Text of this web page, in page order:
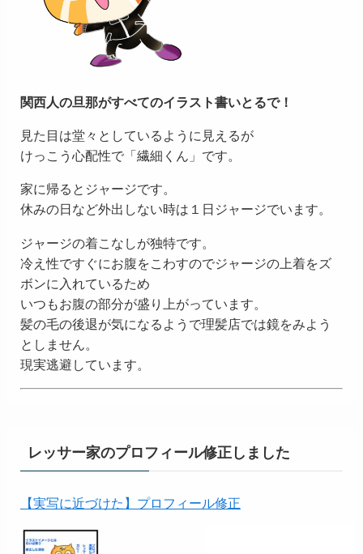
関西人の旦那がすべてのイラスト書いとるで！
見た目は堂々としているように見えるが
けっこう心配性で「繊細くん」です。
家に帰るとジャージです。
休みの日など外出しない時は１日ジャージでいます。
ジャージの着こなしが独特です。
冷え性ですぐにお腹をこわすのでジャージの上着をズ
ボンに入れているため
いつもお腹の部分が盛り上がっています。
髪の毛の後退が気になるようで理髪店では鏡をみよう
としません。
現実逃避しています。
レッサー家のプロフィール修正しました
【実写に近づけた】プロフィール修正